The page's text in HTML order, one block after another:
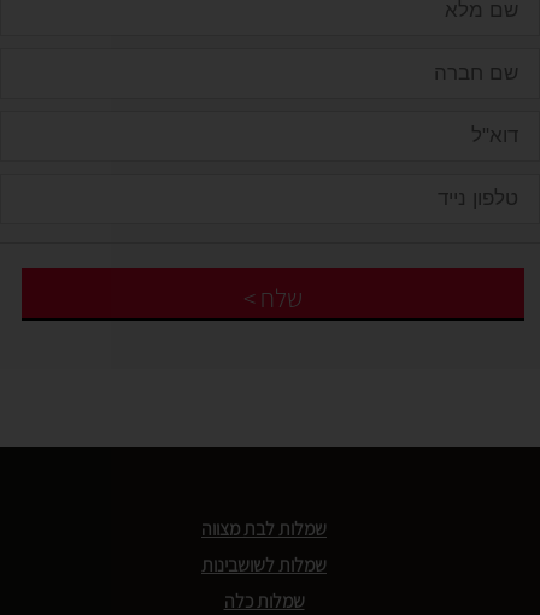
שלח>
שמלות לבת מצווה
שמלות לשושבינות
שמלות כלה